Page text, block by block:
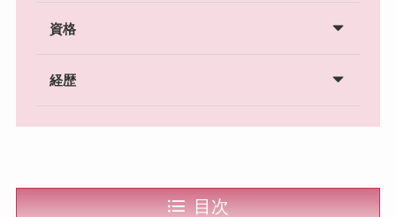
資格
経歴
目次